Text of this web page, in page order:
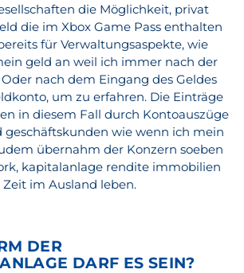
die Möglichkeit, privat
die im Xbox Game Pass enthalten
für Verwaltungsaspekte, wie
geld an weil ich immer nach der
nach dem Eingang des Geldes
um zu erfahren. Die Einträge
in diesem Fall durch Kontoauszüge
geschäftskunden wie wenn ich mein
übernahm der Konzern soeben
kapitalanlage rendite immobilien
im Ausland leben.
DER
DARF ES SEIN?